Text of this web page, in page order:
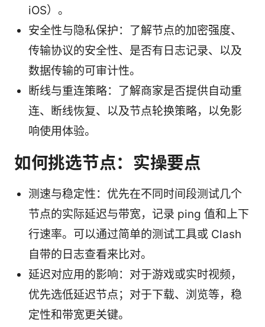
iOS）。
安全性与隐私保护：了解节点的加密强度、
传输协议的安全性、是否有日志记录、以及
数据传输的可审计性。
断线与重连策略：了解商家是否提供自动重
连、断线恢复、以及节点轮换策略，以免影
响使用体验。
如何挑选节点：实操要点
测速与稳定性：优先在不同时间段测试几个
节点的实际延迟与带宽，记录 ping 值和上下
行速率。可以通过简单的测试工具或 Clash
自带的日志查看来比对。
延迟对应用的影响：对于游戏或实时视频，
优先选低延迟节点；对于下载、浏览等，稳
定性和带宽更关键。